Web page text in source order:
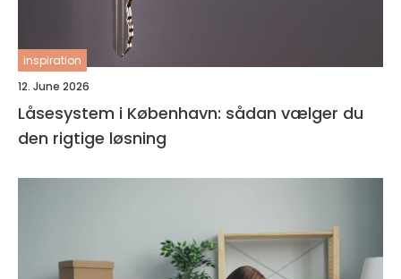
inspiration
12. June 2026
Låsesystem i København: sådan vælger du
den rigtige løsning